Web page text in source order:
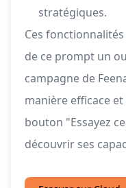
stratégiques.
Ces
de ce prompt un
campagne de
manière efficace
bouton "Essayez
découvrir ses